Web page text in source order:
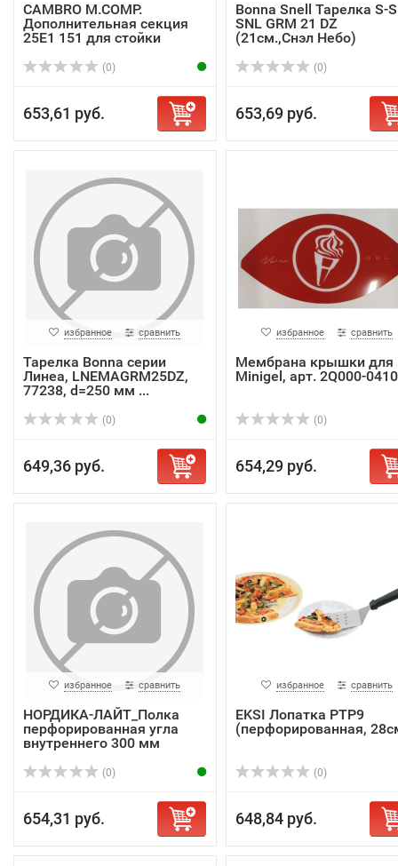
CAMBRO M.COMP.
Дополнительная секция
25E1 151 для стойки
(0)
653,61 руб.
Bonna Snell Тарелка S-
SNL GRM 21 DZ
(21см.,Снэл Небо)
(0)
653,69 руб.
избранное сравнить
Тарелка Bonna серии
Линеа, LNEMAGRM25DZ,
77238, d=250 мм ...
(0)
649,36 руб.
избранное сравнить
Мембрана крышки для
Minigel, арт. 2Q000-
(0)
654,29 руб.
избранное сравнить
НОРДИКА-ЛАЙТ_Полка
перфорированная угла
внутреннего 300 мм
(0)
654,31 руб.
избранное сравнить
EKSI Лопатка PTP9
(перфорированная,
(0)
648,84 руб.